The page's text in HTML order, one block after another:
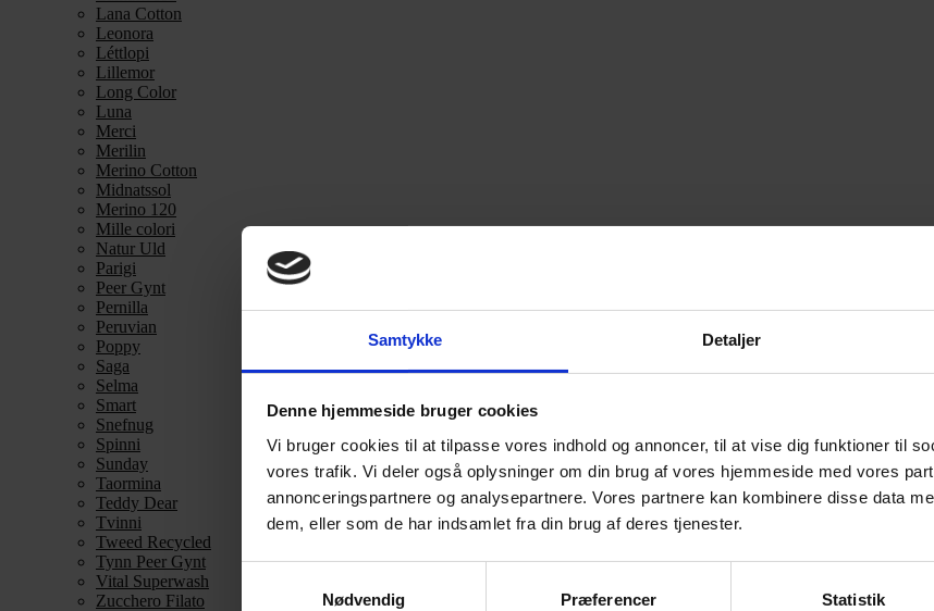
Samtykke Detaljer
Denne hjemmeside bruger cookies
Vi bruger cookies til at tilpasse vores indhold og annoncer, til at vise dig funktioner til
vores trafik. Vi deler også oplysninger om din brug af vores hjemmeside med vores
annonceringspartnere og analysepartnere. Vores partnere kan kombinere disse data
dem, eller som de har indsamlet fra din brug af deres tjenester.
Nødvendig
Præferencer Statistik
Lana Cotton
Leonora
Léttlopi
Lillemor
Long Color
Luna
Merci
Merilin
Merino Cotton
Midnatssol
Merino 120
Mille colori
Natur Uld
Parigi
Peer Gynt
Pernilla
Peruvian
Poppy
Saga
Selma
Smart
Snefnug
Spinni
Sunday
Taormina
Teddy Dear
Tvinni
Tweed Recycled
Tynn Peer Gynt
Vital Superwash
Zucchero Filato